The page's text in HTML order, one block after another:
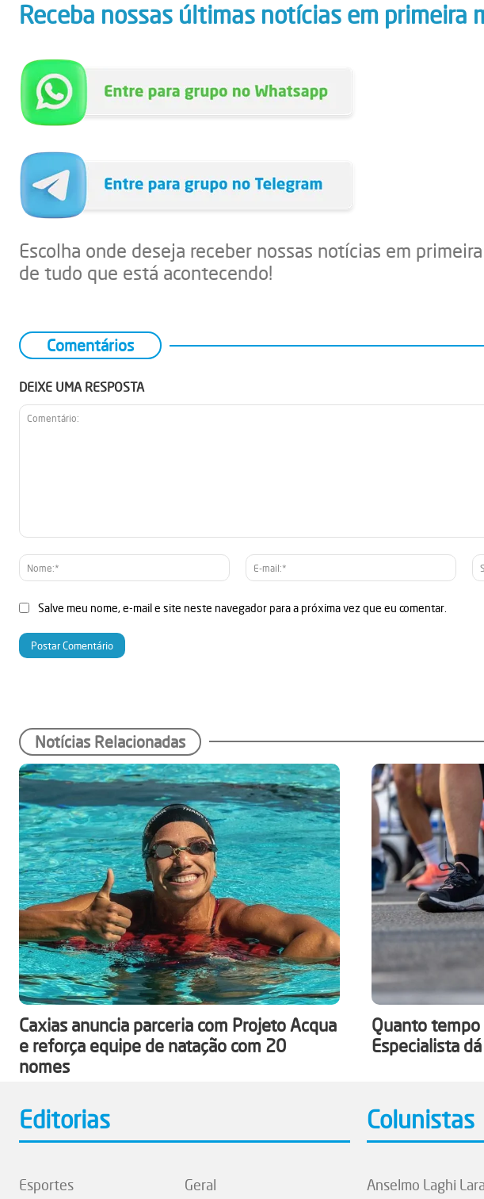
Receba nossas últimas notícias em primeira
Escolha onde deseja receber nossas notícias em
de tudo que está acontecendo!
Comentários
DEIXE UMA RESPOSTA
Nome:*
E-
mail:*
Salve meu nome, e-mail e site neste navegador para a próxima vez que eu comentar.
Notícias Relacionadas
Caxias anuncia parceria com Projeto Acqua
e reforça equipe de natação com 20
nomes
Quanto
Especialista
Editorias
Esportes Geral
Colunistas
Anselmo Laghi